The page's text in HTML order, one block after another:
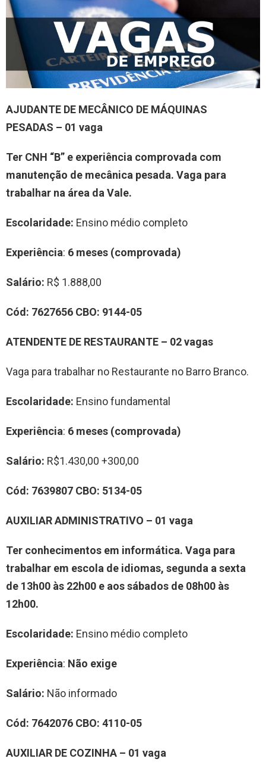
AJUDANTE DE MECÂNICO DE MÁQUINAS
PESADAS – 01 vaga
Ter CNH “B” e experiência comprovada com
manutenção de mecânica pesada. Vaga para
trabalhar na área da Vale.
Escolaridade: Ensino médio completo
Experiência: 6 meses (comprovada)
Salário: R$ 1.888,00
Cód: 7627656 CBO: 9144-05
ATENDENTE DE RESTAURANTE – 02vagas
Vaga para trabalhar no Restaurante no Barro Branco.
Escolaridade: Ensino fundamental
Experiência: 6 meses (comprovada)
Salário: R$1.430,00 +300,00
Cód: 7639807 CBO: 5134-05
AUXILIARADMINISTRATIVO – 01 vaga
Ter conhecimentos em informática. Vaga para
trabalhar em escola de idiomas, segunda a sexta
de 13h00 às 22h00 e aos sábados de 08h00 às
12h00.
Escolaridade: Ensino médio completo
Experiência: Não exige
Salário: Não informado
Cód: 7642076 CBO: 4110-05
AUXILIAR DE COZINHA – 01 vaga